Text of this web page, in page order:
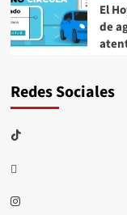
El
de
Redes Sociales
TikTok
threads
Instagram